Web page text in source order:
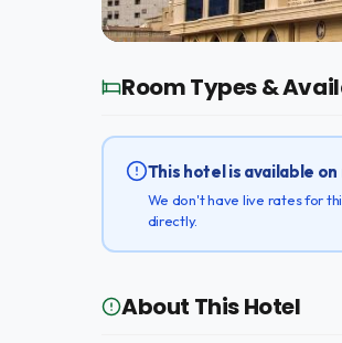
Room Types &
This hotel is available
We don't have live rates for
directly.
About This Hotel